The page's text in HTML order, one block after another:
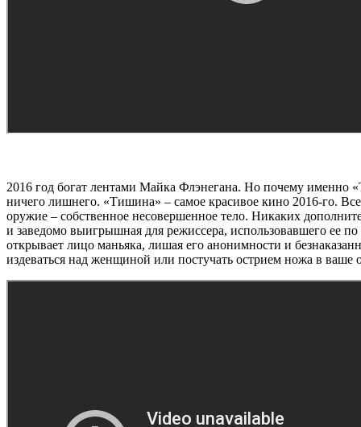
2016 год богат лентами Майка Флэнегана. Но почему именно
ничего лишнего. «Тишина» – самое красивое кино 2016-го.
оружие – собственное несовершенное тело. Никаких
и заведомо выигрышная для режиссера, использовавшего ее
открывает лицо маньяка, лишая его анонимности и
издеваться над женщиной или постучать острием ножа в ваше